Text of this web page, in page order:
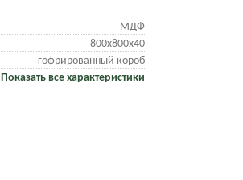
МДФ
800х800х40
гофрированный короб
Показать все характеристики